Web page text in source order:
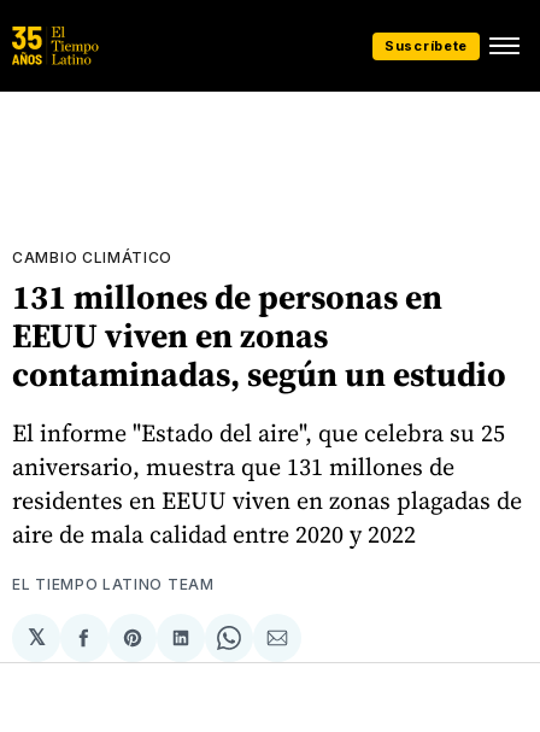
Suscríbete
CAMBIO CLIMÁTICO
131 millones de personas en
EEUU viven en zonas
contaminadas, según un estudio
El informe "Estado del aire", que celebra su 25
aniversario, muestra que 131 millones de
residentes en EEUU viven en zonas plagadas de
aire de mala calidad entre 2020 y 2022
EL TIEMPO LATINO TEAM
𝕏
Compartir
en
Share
on
Compartir
en
Share
on
Compartir
via